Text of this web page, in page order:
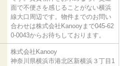
面で不便さを感じることがない横浜
線大口周辺です。物件までのお問い
合わせは株式会社Kanooyまで045-62
0-0043からお待ちしております。
株式会社Kanooy
神奈川県横浜市港北区新横浜３丁目1